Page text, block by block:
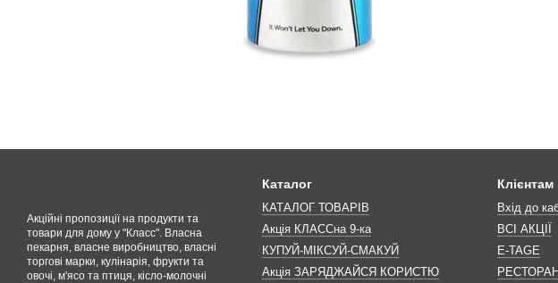
Акційні пропозиції на продукти та
товари для дому у "Класс". Власна
пекарня, власне виробництво, власні
торгові марки, кулінарія, фрукти та
овочі, м'ясо та птиця, кісло-молочні
Каталог
КАТАЛОГ ТОВАРІВ
Акція КЛАССна 9-ка
КУПУЙ-МІКСУЙ-СМАКУЙ
Акція ЗАРЯДЖАЙСЯ КОРИСТЮ
Клієнтам
Вхід до
ВСІ АКЦІЇ
E-TAGE